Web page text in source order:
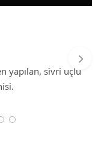
yapılan, sivri uçlu